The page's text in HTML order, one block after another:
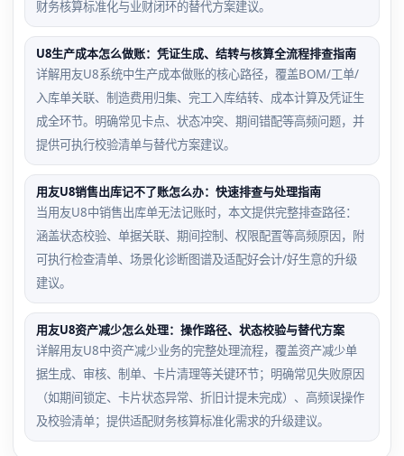
财务核算标准化与业财闭环的替代方案建议。
U8生产成本怎么做账：凭证生成、结转与核算全流程排查指南
详解用友U8系统中生产成本做账的核心路径，覆盖BOM/工单/
入库单关联、制造费用归集、完工入库结转、成本计算及凭证生
成全环节。明确常见卡点、状态冲突、期间错配等高频问题，并
提供可执行校验清单与替代方案建议。
用友U8销售出库记不了账怎么办：快速排查与处理指南
当用友U8中销售出库单无法记账时，本文提供完整排查路径：
涵盖状态校验、单据关联、期间控制、权限配置等高频原因，附
可执行检查清单、场景化诊断图谱及适配好会计/好生意的升级
建议。
用友U8资产减少怎么处理：操作路径、状态校验与替代方案
详解用友U8中资产减少业务的完整处理流程，覆盖资产减少单
据生成、审核、制单、卡片清理等关键环节；明确常见失败原因
（如期间锁定、卡片状态异常、折旧计提未完成）、高频误操作
及校验清单；提供适配财务核算标准化需求的升级建议。